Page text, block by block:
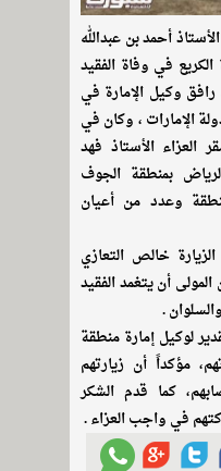
أحمد بن عبدالله
في وفاة الفقيد
وكيل الإمارة في
الإمارات ، وكان في
العزاء الأستاذ فهد
بمنطقة الجوف
وعدد من أعيان
خالص التعازي
أن يتغمد الفقيد
.
لوكيل إمارة منطقة
مؤكداً أن زيارتهم
كما قدم الشكر
في واجب العزاء .